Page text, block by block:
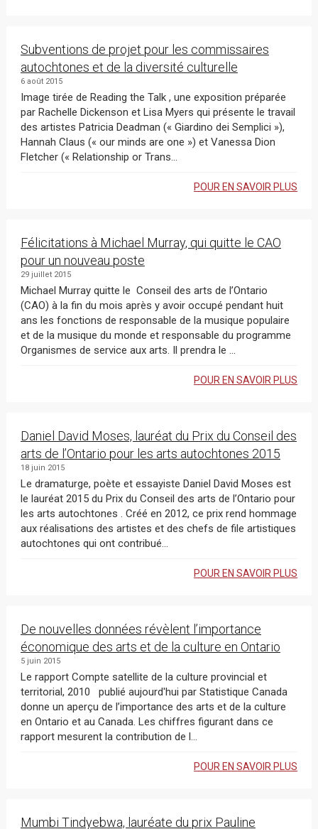
Subventions de projet pour les commissaires
autochtones et de la diversité culturelle
6 août 2015
Image tirée de Reading the Talk , une exposition préparée
par Rachelle Dickenson et Lisa Myers qui présente le travail
des artistes Patricia Deadman (« Giardino dei Semplici »),
Hannah Claus (« our minds are one ») et Vanessa Dion
Fletcher (« Relationship or Trans...
POUR EN SAVOIR PLUS
Félicitations à Michael Murray, qui quitte le CAO
pour un nouveau poste
29 juillet 2015
Michael Murray quitte le Conseil des arts de l’Ontario
(CAO) à la fin du mois après y avoir occupé pendant huit
ans les fonctions de responsable de la musique populaire
et de la musique du monde et responsable du programme
Organismes de service aux arts. Il prendra le ...
POUR EN SAVOIR PLUS
Daniel David Moses, lauréat du Prix du Conseil des
arts de l’Ontario pour les arts autochtones 2015
18 juin 2015
Le dramaturge, poète et essayiste Daniel David Moses est
le lauréat 2015 du Prix du Conseil des arts de l’Ontario pour
les arts autochtones . Créé en 2012, ce prix rend hommage
aux réalisations des artistes et des chefs de file artistiques
autochtones qui ont contribué...
POUR EN SAVOIR PLUS
De nouvelles données révèlent l’importance
économique des arts et de la culture en Ontario
5 juin 2015
Le rapport Compte satellite de la culture provincial et
territorial, 2010 publié aujourd'hui par Statistique Canada
donne un aperçu de l’importance des arts et de la culture
en Ontario et au Canada. Les chiffres figurant dans ce
rapport mesurent la contribution de l...
POUR EN SAVOIR PLUS
Mumbi Tindyebwa, lauréate du prix Pauline